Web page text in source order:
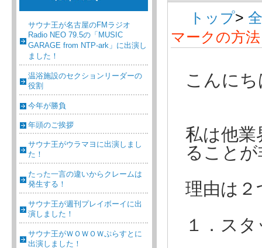
サウナ王が名古屋のFMラジオ
Radio NEO 79.5の「MUSIC
GARAGE from NTP-ark」に出演し
ました！
温浴施設のセクションリーダーの
役割
今年が勝負
年頭のご挨拶
サウナ王がウラマヨに出演しまし
た！
たった一言の違いからクレームは
発生する！
サウナ王が週刊プレイボーイに出
演しました！
サウナ王がＷＯＷＯＷぷらすとに
出演しました！
トップ>
マークの方法
こんに
私は他業
ること
理由は２
１．ス